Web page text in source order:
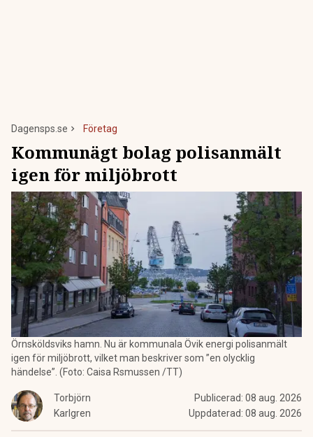
Dagensps.se Företag
Kommunägt bolag polisanmält
igen för miljöbrott
Örnsköldsviks hamn. Nu är kommunala Övik energi polisanmält
igen för miljöbrott, vilket man beskriver som ”en olycklig
händelse”. (Foto: Caisa Rsmussen /TT)
Torbjörn
Karlgren
Publicerad: 08 aug. 2026
Uppdaterad: 08 aug. 2026